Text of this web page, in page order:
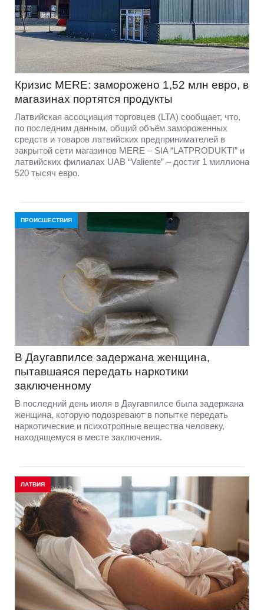
Кризис MERE: заморожено 1,52 млн евро, в
магазинах портятся продукты
Латвийская ассоциация торговцев (LTA) сообщает, что,
по последним данным, общий объём замороженных
средств и товаров латвийских предпринимателей в
закрытой сети магазинов MERE – SIA “LATPRODUKTI” и
латвийских филиалах UAB “Valiente” – достиг 1 миллиона
520 тысяч евро.
ПРОИСШЕСТВИЯ
В Даугавпилсе задержана женщина,
пытавшаяся передать наркотики
заключенному
В последний день июля в Даугавпилсе была задержана
женщина, которую подозревают в попытке передать
наркотические и психотропные вещества человеку,
находящемуся в месте заключения.
ЛАТВИЯ